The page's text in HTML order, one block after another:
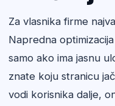
Za vlasnika firme
Napredna
samo ako ima jasnu
znate koju stranicu
vodi korisnika dalje,